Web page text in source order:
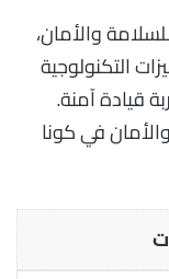
كبيرة للسلامة والأمان،
التكنولوجية
قيادة آمنة.
في كونا